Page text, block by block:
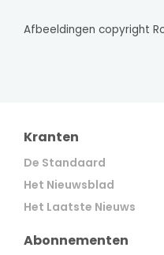
Afbeeldingen copyright
Kranten
De Standaard
Het Nieuwsblad
Het Laatste Nieuws
Abonnementen